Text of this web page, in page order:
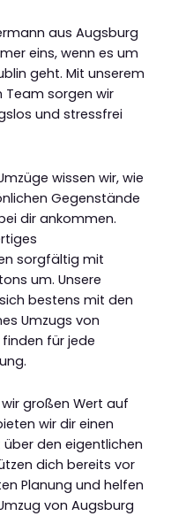
aus Augsburg
eins, wenn es um
geht. Mit unserem
Team sorgen wir
und stressfrei
wissen wir, wie
Gegenstände
dir ankommen.
sorgfältig mit
um. Unsere
bestens mit den
Umzugs von
für jede
großen Wert auf
wir dir einen
über den eigentlichen
dich bereits vor
Planung und helfen
von Augsburg